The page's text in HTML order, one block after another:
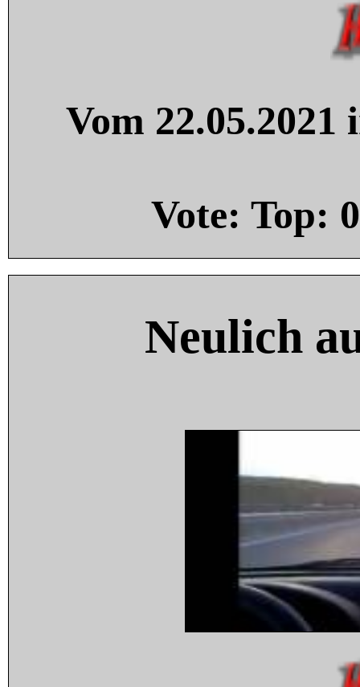
Vom
Vote: Top: 0
Neulich